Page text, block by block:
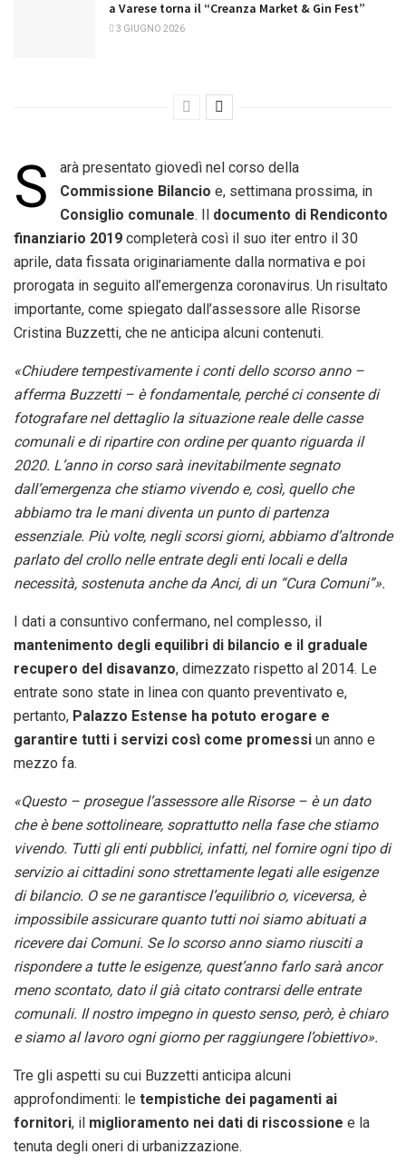
a Varese torna il “Creanza Market & Gin Fest”
3 GIUGNO 2026
S
arà presentato giovedì nel corso della
Commissione Bilancio e, settimana prossima, in
Consiglio comunale. Il documento di Rendiconto
finanziario 2019 completerà così il suo iter entro il 30
aprile, data fissata originariamente dalla normativa e poi
prorogata in seguito all’emergenza coronavirus. Un risultato
importante, come spiegato dall’assessore alle Risorse
Cristina Buzzetti, che ne anticipa alcuni contenuti.
«Chiudere tempestivamente i conti dello scorso anno –
afferma Buzzetti – è fondamentale, perché ci consente di
fotografare nel dettaglio la situazione reale delle casse
comunali e di ripartire con ordine per quanto riguarda il
2020. L’anno in corso sarà inevitabilmente segnato
dall’emergenza che stiamo vivendo e, così, quello che
abbiamo tra le mani diventa un punto di partenza
essenziale. Più volte, negli scorsi giorni, abbiamo d’altronde
parlato del crollo nelle entrate degli enti locali e della
necessità, sostenuta anche da Anci, di un “Cura Comuni”».
I dati a consuntivo confermano, nel complesso, il
mantenimento degli equilibri di bilancio e il graduale
recupero del disavanzo, dimezzato rispetto al 2014. Le
entrate sono state in linea con quanto preventivato e,
pertanto, Palazzo Estense ha potuto erogare e
garantire tutti i servizi così come promessi un anno e
mezzo fa.
«Questo – prosegue l’assessore alle Risorse – è un dato
che è bene sottolineare, soprattutto nella fase che stiamo
vivendo. Tutti gli enti pubblici, infatti, nel fornire ogni tipo di
servizio ai cittadini sono strettamente legati alle esigenze
di bilancio. O se ne garantisce l’equilibrio o, viceversa, è
impossibile assicurare quanto tutti noi siamo abituati a
ricevere dai Comuni. Se lo scorso anno siamo riusciti a
rispondere a tutte le esigenze, quest’anno farlo sarà ancor
meno scontato, dato il già citato contrarsi delle entrate
comunali. Il nostro impegno in questo senso, però, è chiaro
e siamo al lavoro ogni giorno per raggiungere l’obiettivo».
Tre gli aspetti su cui Buzzetti anticipa alcuni
approfondimenti: le tempistiche dei pagamenti ai
fornitori, il miglioramento nei dati di riscossione e la
tenuta degli oneri di urbanizzazione.